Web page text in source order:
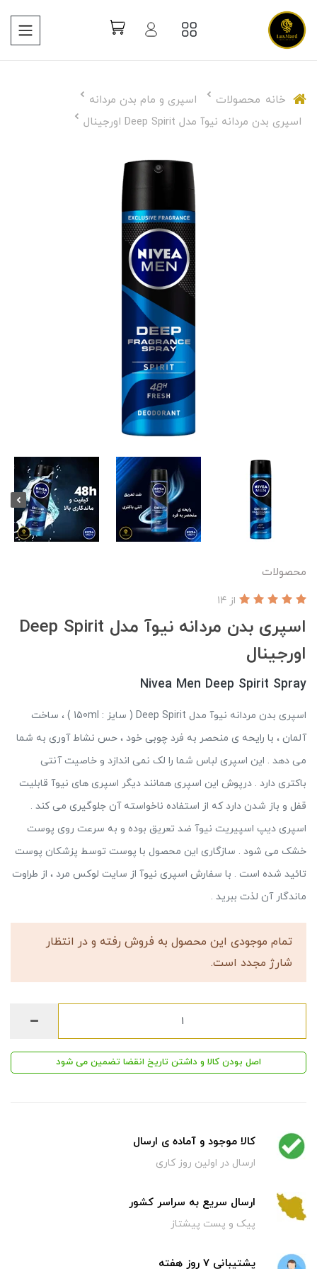
خانه محصولات
اسپری و مام بدن مردانه
اسپری بدن مردانه نیوآ مدل Deep Spirit اورجینال
محصولات
اسپری بدن مردانه نیوآ مدل Deep Spirit
اورجینال
از 14
Nivea Men Deep Spirit Spray
اسپری بدن مردانه نیوآ مدل Deep Spirit ( سایز : 150ml ) ، ساخت
آلمان ، با رایحه ی منحصر به فرد چوبی خود ، حس نشاط آوری به شما
می دهد . این اسپری لباس شما را لک نمی اندازد و خاصیت آنتی
باکتری دارد . درپوش این اسپری همانند دیگر اسپری های نیوآ قابلیت
قفل و باز شدن دارد که از استفاده ناخواسته آن جلوگیری می کند .
اسپری دیپ اسپیریت نیوآ ضد تعریق بوده و به سرعت روی پوست
خشک می شود . سازگاری این محصول با پوست توسط پزشکان پوست
تائید شده است . با سفارش اسپری نیوآ از سایت لوکس مرد ، از طراوت
ماندگار آن لذت ببرید .
تمام موجودی این محصول به فروش رفته و در انتظار
شارژ مجدد است.
اصل بودن کالا و داشتن تاریخ انقضا تضمین می شود
کالا موجود و آماده ی ارسال
ارسال در اولین روز کاری
ارسال سریع به سراسر کشور
پیک و پست پیشتاز
پشتیبانی 7 روز هفته